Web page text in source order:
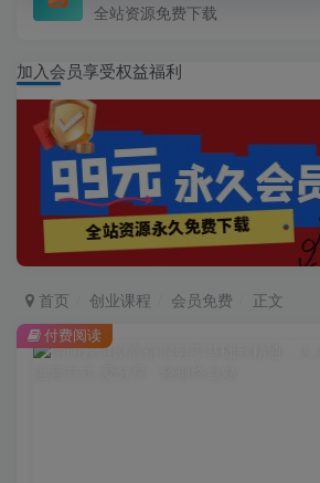
全站资源免费下载
加入会员享受权益福利
首页 创业课程 会员免费 正文
付费阅读